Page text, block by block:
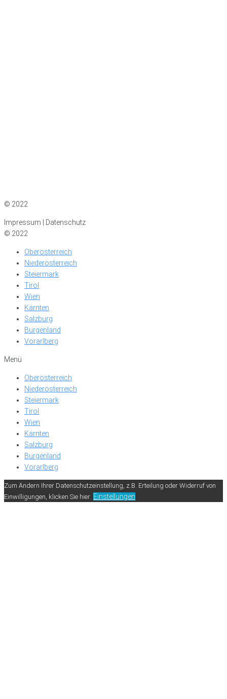
© 2022
Impressum | Datenschutz
© 2022
Oberösterreich
Niederösterreich
Steiermark
Tirol
Wien
Kärnten
Salzburg
Burgenland
Vorarlberg
Menü
Oberösterreich
Niederösterreich
Steiermark
Tirol
Wien
Kärnten
Salzburg
Burgenland
Vorarlberg
Zum Ändern Ihrer Datenschutzeinstellung, z.B. Erteilung oder Widerruf von
Einwilligungen, klicken Sie hier: Einstellungen